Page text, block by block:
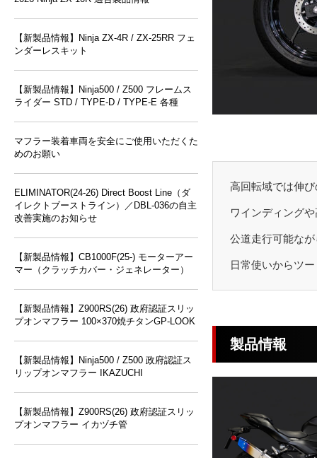
高回転域では伸
ワインディング
公道走行可能な
日常使いからツ
製品情報
【新製品情報】Ninja ZX-4R / ZX-25RR フェ
ンダーレスキット
【新製品情報】Ninja500 / Z500 フレームス
ライダー STD / TYPE-D / TYPE-E 各種
マフラー装着車両を安全にご使用いただくた
めのお願い
ELIMINATOR(24-26) Direct Boost Line（ダ
イレクトブーストライン）／DBL-036の自主
改善実施のお知らせ
【新製品情報】CB1000F(25-) モーターアー
マー（クラッチカバー・ジェネレーター）
【新製品情報】Z900RS(26) 政府認証スリッ
プオンマフラー 100×370焼チタンGP-LOOK
【新製品情報】Ninja500 / Z500 政府認証ス
リップオンマフラー IKAZUCHI
【新製品情報】Z900RS(26) 政府認証スリッ
プオンマフラー イカヅチ管